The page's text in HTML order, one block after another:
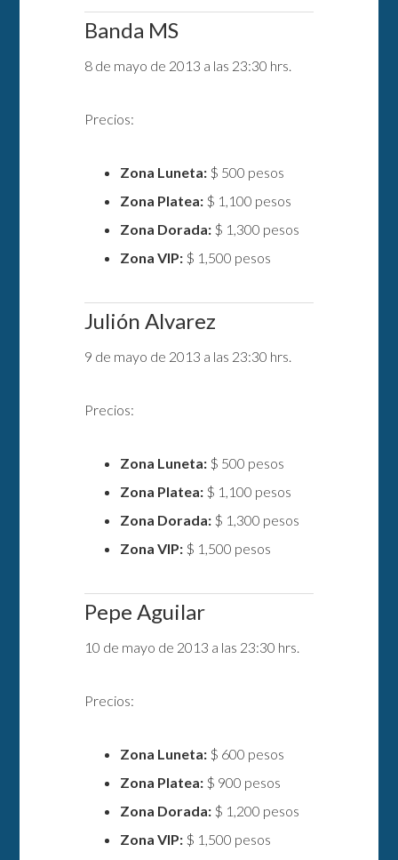
Banda MS
8 de mayo de 2013 a las 23:30 hrs.
Precios:
Zona Luneta: $ 500 pesos
Zona Platea: $ 1,100 pesos
Zona Dorada: $ 1,300 pesos
Zona VIP: $ 1,500 pesos
Julión Alvarez
9 de mayo de 2013 a las 23:30 hrs.
Precios:
Zona Luneta: $ 500 pesos
Zona Platea: $ 1,100 pesos
Zona Dorada: $ 1,300 pesos
Zona VIP: $ 1,500 pesos
Pepe Aguilar
10 de mayo de 2013 a las 23:30 hrs.
Precios:
Zona Luneta: $ 600 pesos
Zona Platea: $ 900 pesos
Zona Dorada: $ 1,200 pesos
Zona VIP: $ 1,500 pesos